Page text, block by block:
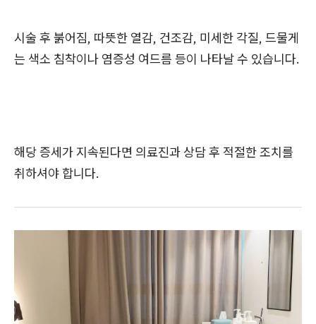
시술 후 붉어짐, 따뜻한 열감, 건조감, 미세한 각질, 드물게
는 색소 침착이나 염증성 여드름 등이 나타날 수 있습니다.
해당 증세가 지속된다면 의료진과 상담 후 적절한 조치를
취하셔야 합니다.